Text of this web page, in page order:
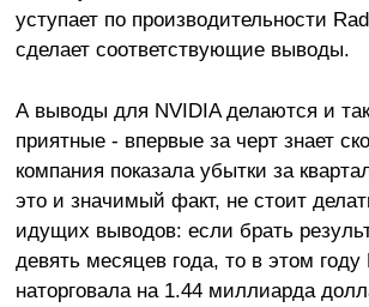
уступает по производительности
сделает соответствующие выводы.
А выводы для NVIDIA делаются и
приятные - впервые за черт знает
компания показала убытки за
это и значимый факт, не стоит
идущих выводов: если брать
девять месяцев года, то в этом году
наторговала на 1.44 миллиарда